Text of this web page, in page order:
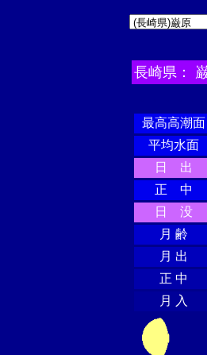
長崎県：
最高高潮面
平均水面
日 出
正 中
日 没
月 齢
月 出
正 中
月 入